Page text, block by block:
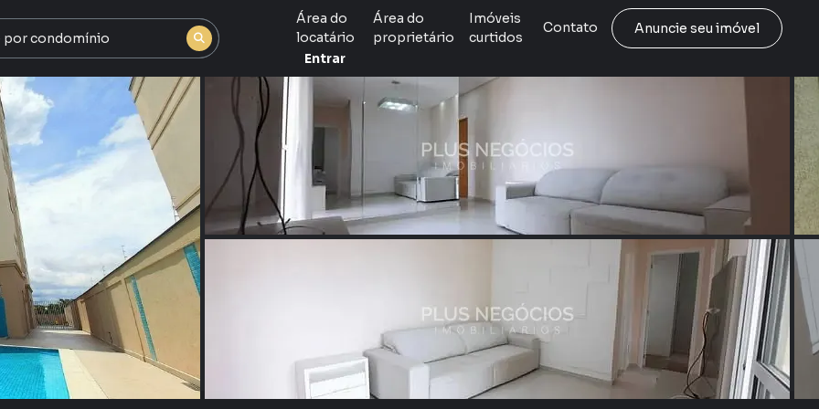
Área do
locatário
Área do
proprietário
Imóveis
curtidos
Contato
Anuncie seu imóvel
Entrar